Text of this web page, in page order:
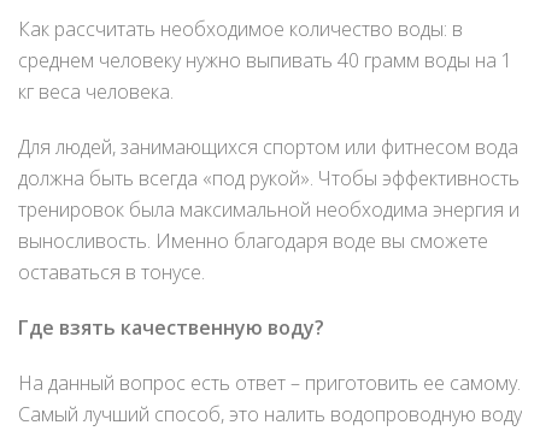
Как рассчитать необходимое количество воды: в
среднем человеку нужно выпивать 40 грамм воды на 1
кг веса человека.
Для людей, занимающихся спортом или фитнесом вода
должна быть всегда «под рукой». Чтобы эффективность
тренировок была максимальной необходима энергия и
выносливость. Именно благодаря воде вы сможете
оставаться в тонусе.
Где взять качественную воду?
На данный вопрос есть ответ – приготовить ее самому.
Самый лучший способ, это налить водопроводную воду